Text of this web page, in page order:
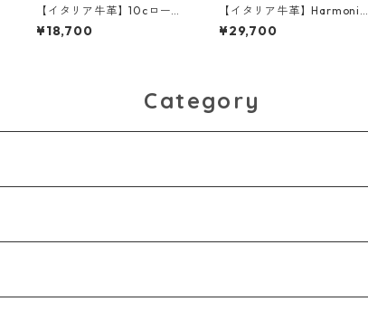
【イタリア牛革】10cロープ
ハンドルバッグ〈7色展開〉
イタリア牛革 軽い 本
¥18,700
【イタリア牛革】Harmonia
Sサイズ〈4色展開〉M5091
¥29,700
Category